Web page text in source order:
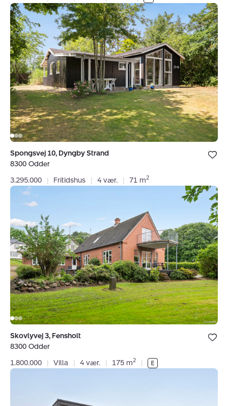
Fritidshus:
Spongsvej
10,
Dyngby
Strand,
8300
Odder
Bolig er
under dine
Spongsvej 10, Dyngby Strand
8300 Odder
3.295.000
| Fritidshus | 4 vær. | 71 m2
Villa:
Skovlyvej
3,
Fensholt
,
8300
Odder
Bolig er
under dine
Skovlyvej 3, Fensholt
8300 Odder
1.800.000
| Villa | 4 vær. | 175 m2 |